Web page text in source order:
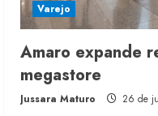
Varejo
Amaro expande
megastore
Jussara Maturo 26 de